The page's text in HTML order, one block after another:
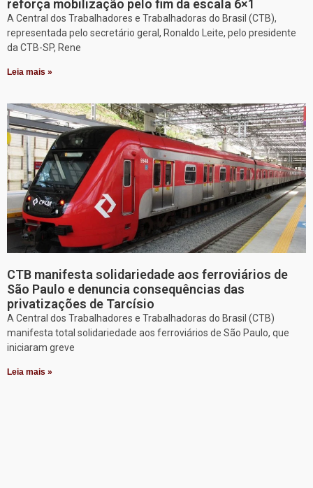
reforça mobilização pelo fim da escala 6×1
A Central dos Trabalhadores e Trabalhadoras do Brasil (CTB),
representada pelo secretário geral, Ronaldo Leite, pelo presidente
da CTB-SP, Rene
Leia mais »
CTB manifesta solidariedade aos ferroviários de
São Paulo e denuncia consequências das
privatizações de Tarcísio
A Central dos Trabalhadores e Trabalhadoras do Brasil (CTB)
manifesta total solidariedade aos ferroviários de São Paulo, que
iniciaram greve
Leia mais »